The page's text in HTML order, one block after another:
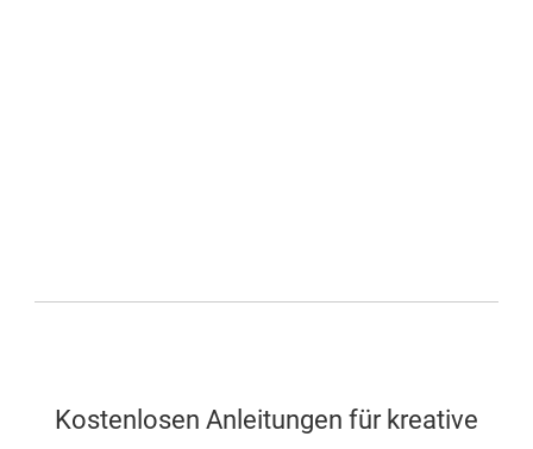
Kostenlosen Anleitungen für kreative